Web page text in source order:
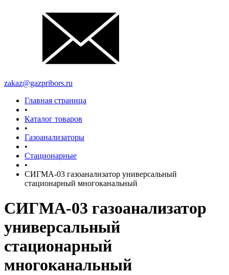
zakaz@gazpribors.ru
Главная страница
•
Каталог товаров
•
Газоанализаторы
•
Стационарные
•
СИГМА-03 газоанализатор универсальный
стационарный многоканальный
СИГМА-03 газоанализатор
универсальный
стационарный
многоканальный